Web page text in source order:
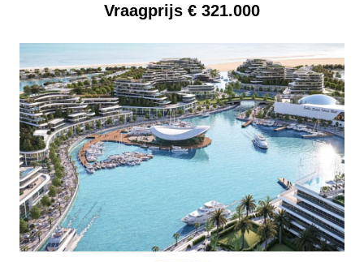
Vraagprijs € 321.000